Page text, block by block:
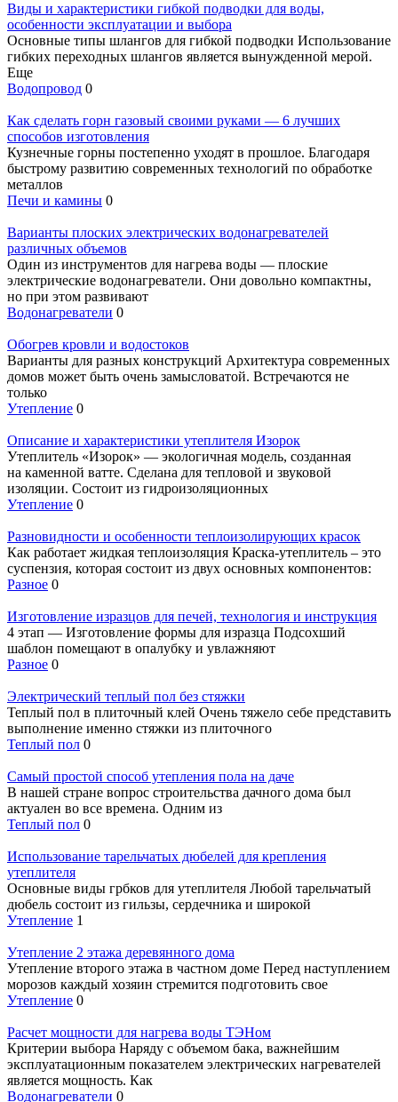
Виды и характеристики гибкой подводки для воды,
особенности эксплуатации и выбора
Основные типы шлангов для гибкой подводки Использование
гибких переходных шлангов является вынужденной мерой.
Еще
Водопровод 0
Как сделать горн газовый своими руками — 6 лучших
способов изготовления
Кузнечные горны постепенно уходят в прошлое. Благодаря
быстрому развитию современных технологий по обработке
металлов
Печи и камины 0
Варианты плоских электрических водонагревателей
различных объемов
Один из инструментов для нагрева воды — плоские
электрические водонагреватели. Они довольно компактны,
но при этом развивают
Водонагреватели 0
Обогрев кровли и водостоков
Варианты для разных конструкций Архитектура современных
домов может быть очень замысловатой. Встречаются не
только
Утепление 0
Описание и характеристики утеплителя Изорок
Утеплитель «Изорок» — экологичная модель, созданная
на каменной ватте. Сделана для тепловой и звуковой
изоляции. Состоит из гидроизоляционных
Утепление 0
Разновидности и особенности теплоизолирующих красок
Как работает жидкая теплоизоляция Краска-утеплитель – это
суспензия, которая состоит из двух основных компонентов:
Разное 0
Изготовление изразцов для печей, технология и инструкция
4 этап — Изготовление формы для изразца Подсохший
шаблон помещают в опалубку и увлажняют
Разное 0
Электрический теплый пол без стяжки
Теплый пол в плиточный клей Очень тяжело себе представить
выполнение именно стяжки из плиточного
Теплый пол 0
Самый простой способ утепления пола на даче
В нашей стране вопрос строительства дачного дома был
актуален во все времена. Одним из
Теплый пол 0
Использование тарельчатых дюбелей для крепления
утеплителя
Основные виды грбков для утеплителя Любой тарельчатый
дюбель состоит из гильзы, сердечника и широкой
Утепление 1
Утепление 2 этажа деревянного дома
Утепление второго этажа в частном доме Перед наступлением
морозов каждый хозяин стремится подготовить свое
Утепление 0
Расчет мощности для нагрева воды ТЭНом
Критерии выбора Наряду с объемом бака, важнейшим
эксплуатационным показателем электрических нагревателей
является мощность. Как
Водонагреватели 0